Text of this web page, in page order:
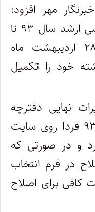
مهر افزود:
داوطلبان مجاز کنکور کارشناسی ارشد سال ۹۳ تا
فردا ساعت ۲۴ یکشنبه ۲۸ اردیبهشت ماه
خود را تکمیل
نهایی دفترچه
کنکور کارشناسی ارشد سال ۹۳ فردا روی سایت
و در صورتی که
در فرم انتخاب
کافی برای اصلاح